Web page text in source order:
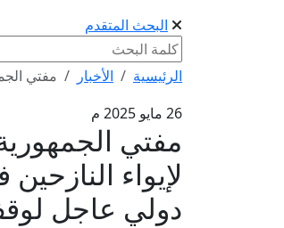
البحث المتقدم
الرئيسية الأخبار
مفتي
26 مايو 2025 م
مفتي
لإيواء
دولي عاجل